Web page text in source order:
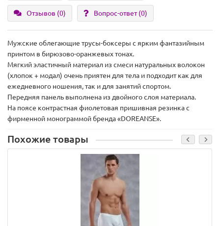
Отзывов (0) Вопрос-ответ(0)
Мужские облегающие трусы-боксеры с ярким фантазийным
принтом в бирюзово-оранжевых тонах.
Мягкий эластичный материал из смеси натуральных волокон
(хлопок + модал) очень приятен для тела и подходит как для
ежедневного ношения, так и для занятий спортом.
Передняя панель выполнена из двойного слоя материала.
На поясе контрастная фиолетовая пришивная резинка с
фирменной монограммой бренда «DOREANSE».
Похожие товары